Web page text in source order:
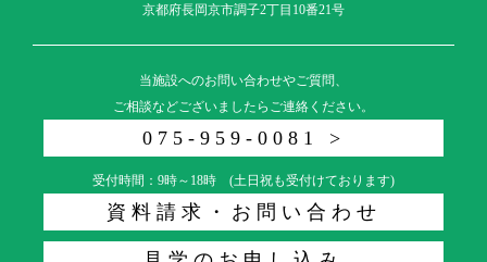
京都府長岡京市調子2丁目10番21号
当施設へのお問い合わせやご質問、
ご相談などございましたらご連絡ください。
075-959-0081 >
受付時間：9時～18時 (土日祝も受付けております)
資料請求・お問い合わせ